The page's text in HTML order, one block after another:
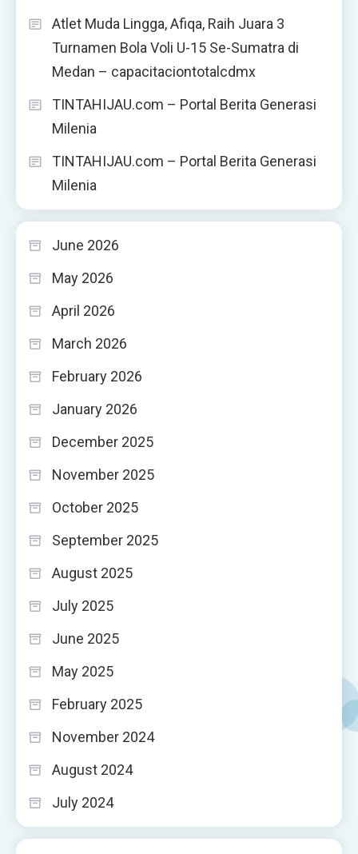
Atlet Muda Lingga, Afiqa, Raih Juara 3
Turnamen Bola Voli U-15 Se-Sumatra di
Medan – capacitaciontotalcdmx
TINTAHIJAU.com – Portal Berita Generasi
Milenia
TINTAHIJAU.com – Portal Berita Generasi
Milenia
June 2026
May 2026
April 2026
March 2026
February 2026
January 2026
December 2025
November 2025
October 2025
September 2025
August 2025
July 2025
June 2025
May 2025
February 2025
November 2024
August 2024
July 2024